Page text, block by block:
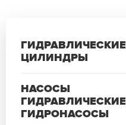
ГИДРАВЛИЧЕСКИЕ
ЦИЛИНДРЫ
НАСОСЫ
ГИДРАВЛИЧЕСКИЕ
ГИДРОНАСОСЫ